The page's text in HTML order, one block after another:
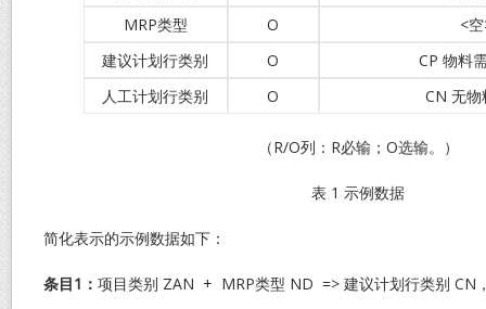
MRP类型
O
<
建议计划行类别
O
CP 物料
人工计划行类别
O CN 无物
（R/O列：R必输；O选输。）
表 1 示例数据
简化表示的示例数据如下：
条目1 ： 项目类别 ZAN + MRP类型 ND => 建议计划行类别 CN